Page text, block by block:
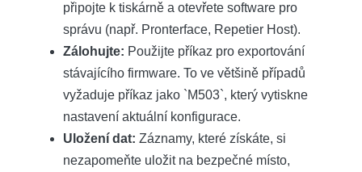
připojte k tiskárně a otevřete software pro
správu (např. Pronterface, Repetier Host).
Zálohujte: Použijte příkaz pro exportování
stávajícího firmware. To ve většině případů
vyžaduje příkaz jako `M503`, který vytiskne
nastavení aktuální konfigurace.
Uložení dat: Záznamy, které získáte, si
nezapomeňte uložit na bezpečné místo,